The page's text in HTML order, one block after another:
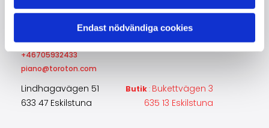
Endast nödvändiga cookies
Kontakta oss
Lajos Toró
+46705932433
piano@toroton.com
Lindhagavägen 51 Butik: Bukettvägen 3
633 47 Eskilstuna
635 13 Eskilstuna